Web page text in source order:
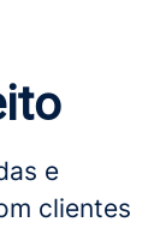
e
clientes